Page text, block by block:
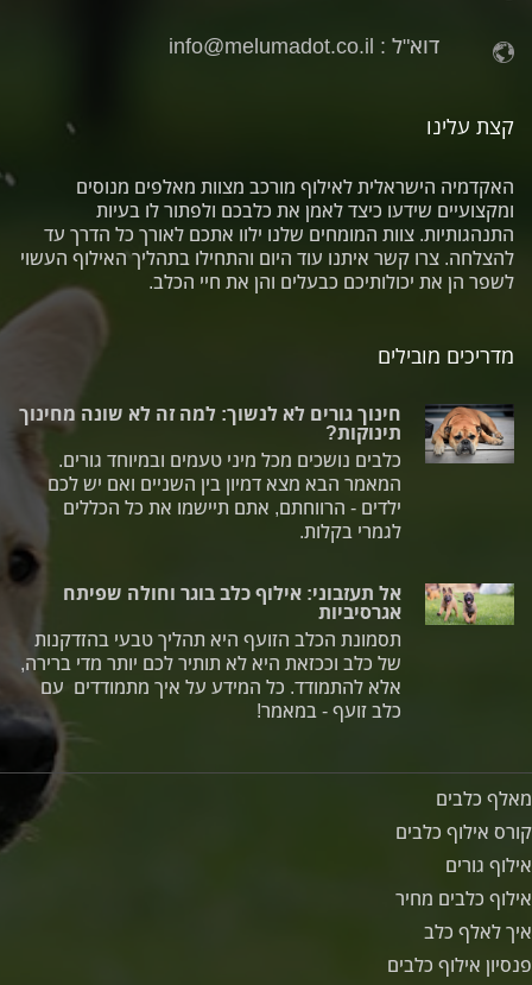
דוא"ל : info@melumadot.co.il
מדריכים מובילים
חינוך גורים לא לנשוך: למה זה לא שונה מחינוך
תינוקות?
כלבים נושכים מכל מיני טעמים ובמיוחד גורים.
המאמר הבא מצא דמיון בין השניים ואם יש לכם
ילדים - הרווחתם, אתם תיישמו את כל הכללים
לגמרי בקלות.
אל תעזבוני: אילוף כלב בוגר וחולה שפיתח
אגרסיביות
תסמונת הכלב הזועף היא תהליך טבעי בהזדקנות
של כלב וככזאת היא לא תותיר לכם יותר מדי ברירה,
אלא להתמודד. כל המידע על איך מתמודדים עם
כלב זועף - במאמר!
קצת עלינו
האקדמיה הישראלית לאילוף מורכב מצוות מאלפים מנוסים
ומקצועיים שידעו כיצד לאמן את כלבכם ולפתור לו בעיות
התנהגותיות. צוות המומחים שלנו ילוו אתכם לאורך כל הדרך עד
להצלחה. צרו קשר איתנו עוד היום והתחילו בתהליך האילוף העשוי
לשפר הן את יכולותיכם כבעלים והן את חיי הכלב.
מאלף כלבים
קורס אילוף כלבים
אילוף גורים
אילוף כלבים מחיר
איך לאלף כלב
פנסיון אילוף כלבים